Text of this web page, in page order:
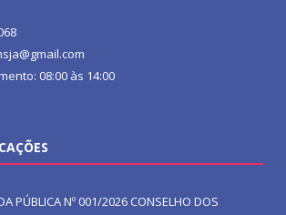
08:00 às 14:00
PÚBLICA Nº 001/2026 CONSELHO DOS